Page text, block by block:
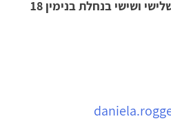
ושישי בנחלת בנימין 18